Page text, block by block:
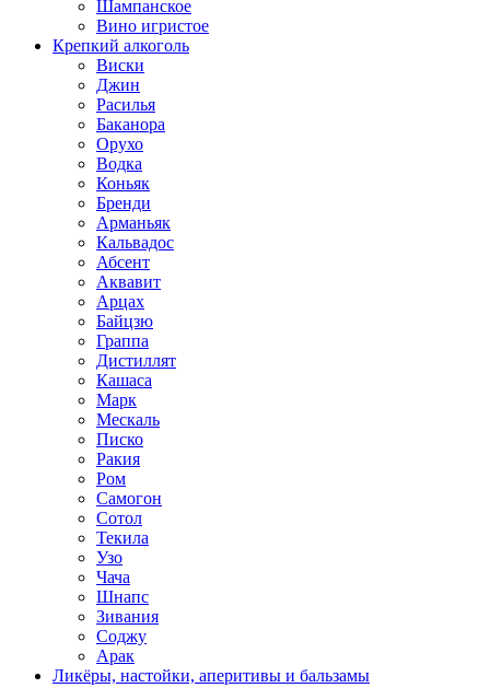
Шампанское
Вино игристое
Крепкий алкоголь
Виски
Джин
Расилья
Баканора
Орухо
Водка
Коньяк
Бренди
Арманьяк
Кальвадос
Абсент
Аквавит
Арцах
Байцзю
Граппа
Дистиллят
Кашаса
Марк
Мескаль
Писко
Ракия
Ром
Самогон
Сотол
Текила
Узо
Чача
Шнапс
Зивания
Соджу
Арак
Ликёры, настойки, аперитивы и бальзамы